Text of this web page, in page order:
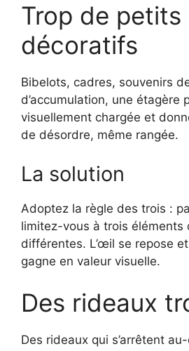
Trop de petits
décoratifs
Bibelots, cadres, souvenirs
d’accumulation, une étagère
visuellement chargée et
de désordre, même rangée.
La solution
Adoptez la règle des trois :
limitez-vous à trois éléments
différentes. L’œil se repose
gagne en valeur visuelle.
Des rideaux
Des rideaux qui s’arrêtent